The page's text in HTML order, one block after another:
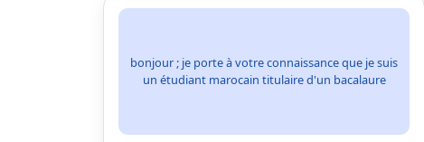
bonjour ; je porte à votre connaissance que je suis
un étudiant marocain titulaire d'un bacalaure